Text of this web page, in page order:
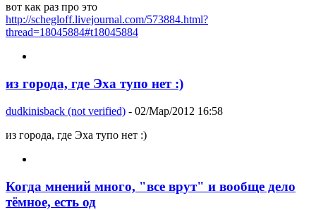
вот как раз про это
http://schegloff.livejournal.com/573884.html?
thread=18045884#t18045884
из города, где Эха тупо нет :)
dudkinisback (not verified) - 02/Мар/2012 16:58
из города, где Эха тупо нет :)
Когда мнений много, "все врут" и вообще дело
тёмное, есть од